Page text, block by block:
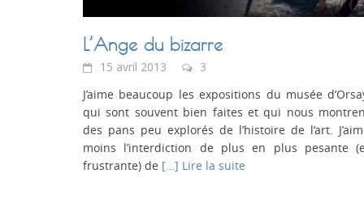
L’Ange du bizarre
15 avril 2013
3
J’aime beaucoup les expositions du musée
qui sont souvent bien faites et qui nous
des pans peu explorés de l’histoire de l’art.
moins l’interdiction de plus en plus pesante
frustrante) de […] Lire la suite